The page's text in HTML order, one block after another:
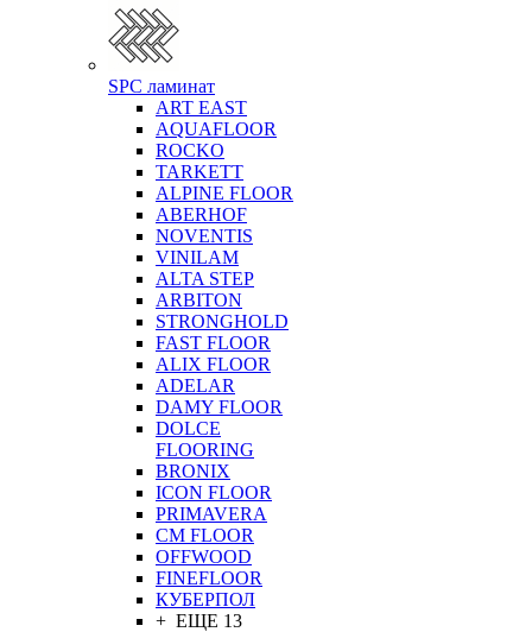
SPC ламинат
ART EAST
AQUAFLOOR
ROCKO
TARKETT
ALPINE FLOOR
ABERHOF
NOVENTIS
VINILAM
ALTA STEP
ARBITON
STRONGHOLD
FAST FLOOR
ALIX FLOOR
ADELAR
DAMY FLOOR
DOLCE
FLOORING
BRONIX
ICON FLOOR
PRIMAVERA
CM FLOOR
OFFWOOD
FINEFLOOR
КУБЕРПОЛ
+ ЕЩЕ 13